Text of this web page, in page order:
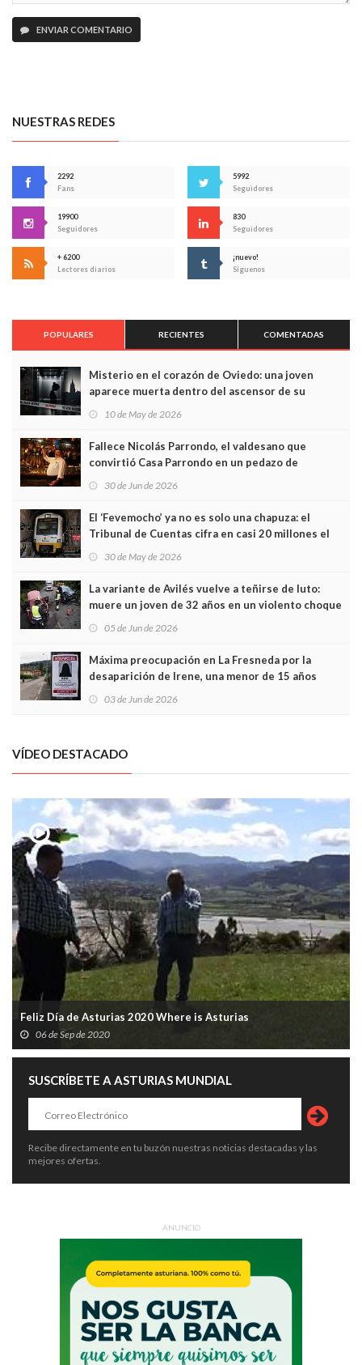
ENVIAR COMENTARIO
NUESTRAS REDES
2292
Fans
5992
Seguidores
19900
Seguidores
830
Seguidores
+ 6200
Lectores diarios
¡nuevo!
Síguenos
POPULARES RECIENTES COMENTADAS
Misterio en el corazón de Oviedo: una joven
aparece muerta dentro del ascensor de su
edificio y las cámaras captan sus últimos minutos
10 de May de 2026
Fallece Nicolás Parrondo, el valdesano que
convirtió Casa Parrondo en un pedazo de
Asturias en Madrid
30 de Jun de 2026
El ‘Fevemocho’ ya no es solo una chapuza: el
Tribunal de Cuentas cifra en casi 20 millones el
sobrecoste de los trenes que no cabían por los
30 de May de 2026
La variante de Avilés vuelve a teñirse de luto:
muere un joven de 32 años en un violento choque
frontal
05 de Jun de 2026
Máxima preocupación en La Fresneda por la
desaparición de Irene, una menor de 15 años
03 de Jun de 2026
VÍDEO DESTACADO
Feliz Día de Asturias 2020 Where is Asturias
06 de Sep de 2020
SUSCRÍBETE A ASTURIAS MUNDIAL
Recibe directamente en tu buzón nuestras noticias destacadas y las
mejores ofertas.
ANUNCIO